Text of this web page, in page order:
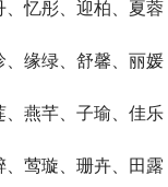
忆彤、迎柏、夏蓉
缘绿、舒馨、丽媛
燕芊、子瑜、佳乐
莺璇、珊卉、田露